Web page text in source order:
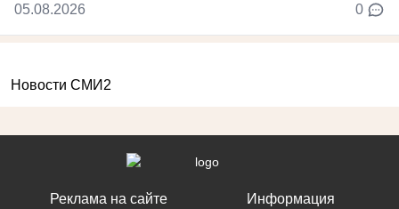
05.08.2026 0
Новости СМИ2
Реклама на сайте Информация